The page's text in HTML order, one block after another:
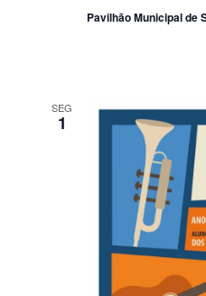
Pavilhão Municipal de
SEG
1